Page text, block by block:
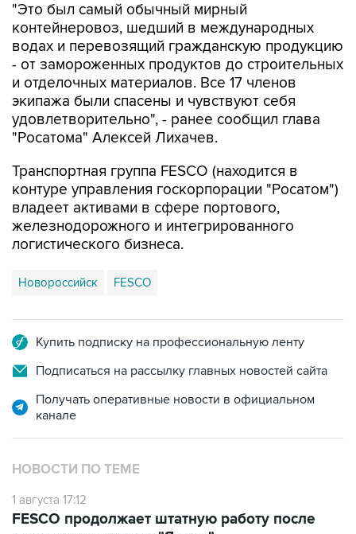
"Это был самый обычный мирный
контейнеровоз, шедший в международных
водах и перевозящий гражданскую продукцию
- от замороженных продуктов до строительных
и отделочных материалов. Все 17 членов
экипажа были спасены и чувствуют себя
удовлетворительно", - ранее сообщил глава
"Росатома" Алексей Лихачев.
Транспортная группа FESCO (находится в
контуре управления госкорпорации "Росатом")
владеет активами в сфере портового,
железнодорожного и интегрированного
логистического бизнеса.
Новороссийск FESCO
Купить подписку на профессиональную ленту
Подписаться на рассылку главных новостей сайта
Получать оперативные новости в официальном
канале
НОВОСТИ ПО ТЕМЕ
1 августа 17:12
FESCO продолжает штатную работу после